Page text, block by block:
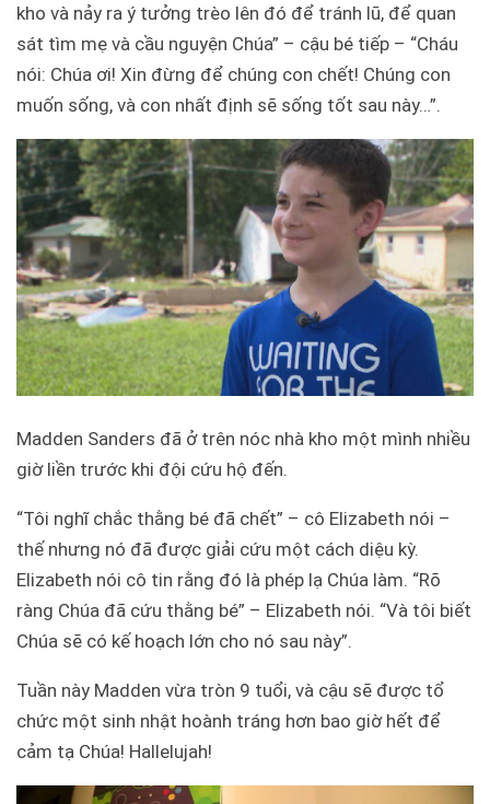
kho và nảy ra ý tưởng trèo lên đó để tránh lũ, để quan
sát tìm mẹ và cầu nguyện Chúa” – cậu bé tiếp – “Cháu
nói: Chúa ơi! Xin đừng để chúng con chết! Chúng con
muốn sống, và con nhất định sẽ sống tốt sau này…”.
Madden Sanders đã ở trên nóc nhà kho một mình nhiều
giờ liền trước khi đội cứu hộ đến.
“Tôi nghĩ chắc thằng bé đã chết” – cô Elizabeth nói –
thế nhưng nó đã được giải cứu một cách diệu kỳ.
Elizabeth nói cô tin rằng đó là phép lạ Chúa làm. “Rõ
ràng Chúa đã cứu thằng bé” – Elizabeth nói. “Và tôi biết
Chúa sẽ có kế hoạch lớn cho nó sau này”.
Tuần này Madden vừa tròn 9 tuổi, và cậu sẽ được tổ
chức một sinh nhật hoành tráng hơn bao giờ hết để
cảm tạ Chúa! Hallelujah!